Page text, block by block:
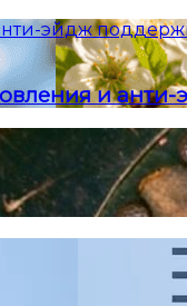
эйдж
и